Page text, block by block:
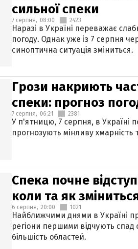
сильної спеки
7 серпня, 08:00 2423
Наразі в Україні переважає
погоду. Однак уже із 7 серпня
синоптична ситуація зміниться.
Грози накриють
спеки: прогноз
7 серпня, 06:21 2381
У п'ятницю, 7 серпня, в Україні
прогнозують мінливу хмарність
Спека почне
коли та як
6 серпня, 20:00 1021
Найближчими днями в Україні
регіони першими відчують
більшість областей.